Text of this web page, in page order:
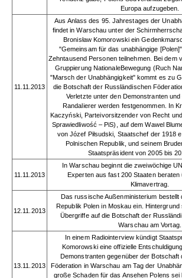
Europa aufzugeben.
11.11.2013
Aus Anlass des 95. Jahrestages der
findet in Warschau unter der
Bronisław Komorowski ein
"Gemeinsam für das unabhängige
Zehntausend Personen teilnehmen. Bei dem
Gruppierung NationaleBewegung (Ruch
"Marsch der Unabhängigkeit" kommt es zu
die Botschaft der Russländischen
Verletzte unter den Demonstranten
Randalierer werden festgenommen. In
Kaczyński, Parteivorsitzender von Recht
Sprawiedliwość – PiS), auf dem Wawel
von Józef Piłsudski, Staatschef der 1918
Polnischen Republik, und seinem
Staatspräsident von 2005 bis
11.11.2013
In Warschau beginnt die zweiwöchige
Experten aus fast 200 Staaten beraten
Klimavertrag.
12.11.2013
Das russische Außenministerium bestellt
Republik Polen in Moskau ein. Hintergrund
Übergriffe auf die Botschaft der
Warschau am Vortag.
13.11.2013
In einem Radiointerview kündigt
Komorowski eine offizielle
Demonstranten gegenüber der Botschaft
Föderation in Warschau am Tag der
große Schaden für das Ansehen Polens sei